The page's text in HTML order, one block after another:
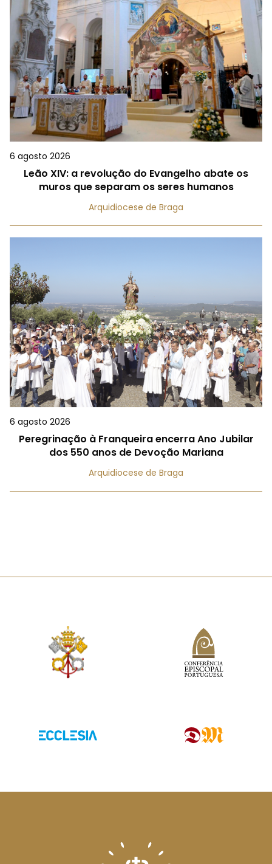
6 agosto 2026
Leão XIV: a revolução do Evangelho abate os
muros que separam os seres humanos
Arquidiocese de Braga
6 agosto 2026
Peregrinação à Franqueira encerra Ano Jubilar
dos 550 anos de Devoção Mariana
Arquidiocese de Braga